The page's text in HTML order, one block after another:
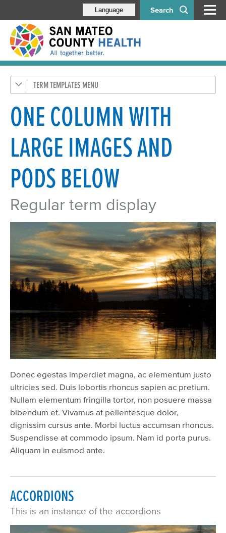
Search
Language
TERM TEMPLATES
1 column w/pods left
1 column w/pods below
1 column w/large images & pods below
2 columns w/pods below
3 columns w/pods below
Simple document list
ONE COLUMN WITH
LARGE IMAGES AND
PODS BELOW
Regular term display
Donec egestas imperdiet magna, ac elementum justo
ultricies sed. Duis lobortis rhoncus sapien ac pretium.
Nullam elementum fringilla tortor, non posuere massa
bibendum et. Vivamus at pellentesque dolor,
dignissim cursus ante. Morbi luctus accumsan rhoncus.
Suspendisse at commodo ipsum. Nam id porta purus.
Aliquam in euismod ante.
ACCORDIONS
This is an instance of the accordions